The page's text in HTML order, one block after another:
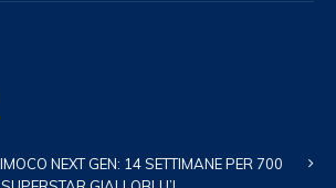
NEXT GEN: 14 SETTIMANE PER 700